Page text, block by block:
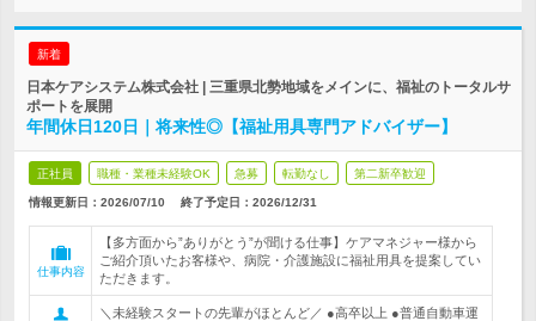
新着
日本ケアシステム株式会社 | 三重県北勢地域をメインに、福祉のトータルサ
ポートを展開
年間休日120日｜将来性◎【福祉用具専門アドバイザー】
正社員 職種・業種未経験OK 急募 転勤なし 第二新卒歓迎
情報更新日：2026/07/10 終了予定日： 2026/12/31
仕事内容
【多方面から”ありがとう”が聞ける仕事】ケアマネジャー様から
ご紹介頂いたお客様や、病院・介護施設に福祉用具を提案してい
ただきます。
＼未経験スタートの先輩がほとんど／ ●高卒以上 ●普通自動車運